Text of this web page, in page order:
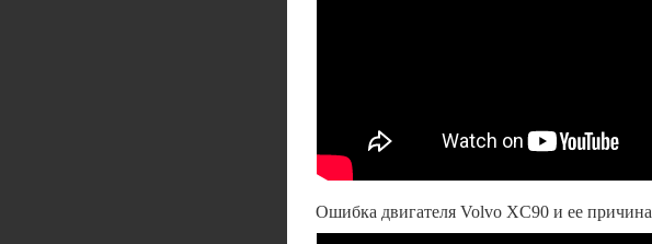
Ошибка двигателя Volvo XC90 и ее причина